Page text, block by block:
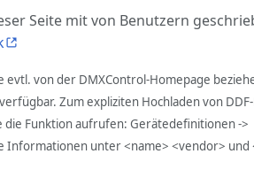
Seite mit von Benutzern
von der DMXControl-Homepage
Zum expliziten Hochladen von DDF-
Funktion aufrufen: Gerätedefinitionen ->
Informationen unter <name> <vendor> und